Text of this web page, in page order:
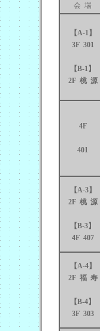
会 場
【A-1】
3F 301
【B-1】
2F 桃 源
4F
401
【A-3】
2F 桃 源
【B-3】
4F 407
【A-4】
2F 福 寿
【B-4】
3F 303